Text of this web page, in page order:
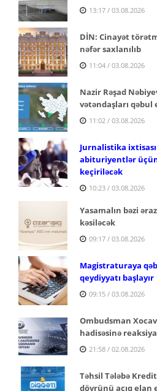
13:17 / 03.08.2026
DİN: Cinayət
nəfər saxlanılıb
11:04 / 03.08.2026
Nazir Rəşad
vətəndaşları qəbul
11:02 / 03.08.2026
Jurnalistika
abituriyentlər
keçiriləcək
10:23 / 03.08.2026
Yasamalın bəzi
kəsiləcək
09:17 / 03.08.2026
Magistraturaya
qeydiyyatı başlayır
09:15 / 03.08.2026
Ombudsman
hadisəsinə
21:58 / 02.08.2026
Təhsil Tələbə
dövrünü açıq elan